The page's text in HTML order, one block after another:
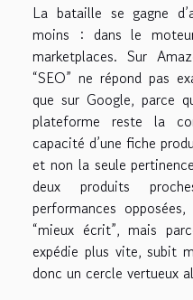
La bataille se gagne
moins : dans le
marketplaces. Sur
“SEO” ne répond pas
que sur Google, parce
plateforme reste la
capacité d’une fiche
et non la seule
deux produits
performances
“mieux écrit”, mais
expédie plus vite, subit
donc un cercle vertueux